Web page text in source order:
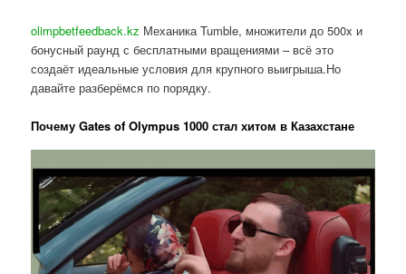
olimpbetfeedback.kz Механика Tumble, множители до 500x и
бонусный раунд с бесплатными вращениями – всё это
создаёт идеальные условия для крупного выигрыша.Но
давайте разберёмся по порядку.
Почему Gates of Olympus 1000 стал хитом в Казахстане